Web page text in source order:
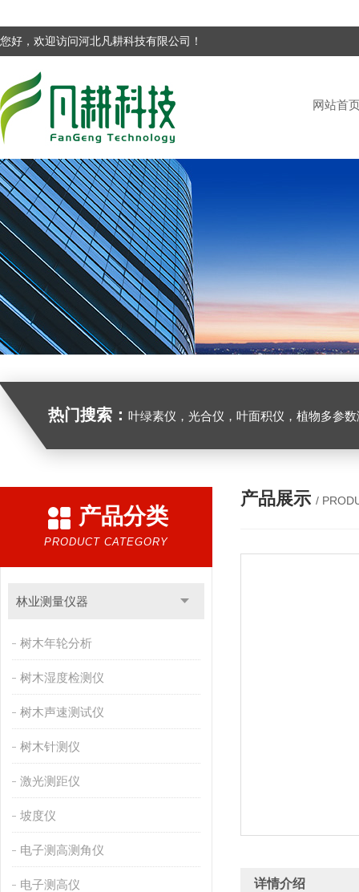
您好，欢迎访问河北凡耕科技有限公司！
网站首
热门搜索： 叶绿素仪，光合仪，叶面积仪，植物多参数测量仪，
产品分类
PRODUCT CATEGORY
林业测量仪器
树木年轮分析
树木湿度检测仪
树木声速测试仪
树木针测仪
激光测距仪
坡度仪
电子测高测角仪
电子测高仪
产品展示 /
详情介绍